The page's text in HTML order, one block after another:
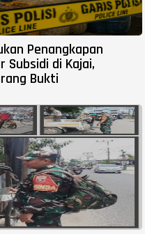
Penangkapan
Subsidi di Kajai,
Bukti